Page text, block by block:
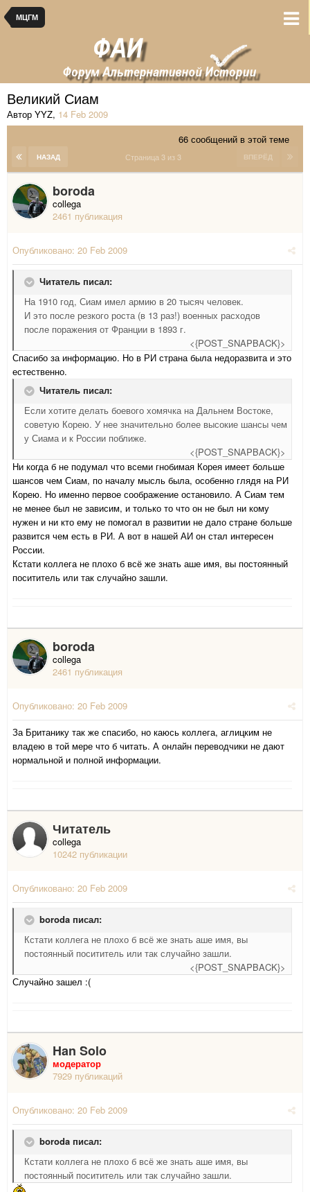
МЦГМ
Великий Сиам
Автор YYZ, 14 Feb 2009
66 сообщений в этой теме
НАЗАД ВПЕРЁД
Страница 3 из 3
boroda
collega
2461 публикация
Опубликовано: 20 Feb 2009
Читатель писал:
На 1910 год, Сиам имел армию в 20 тысяч человек.
И это после резкого роста (в 13 раз!) военных расходов
после поражения от Франции в 1893 г.
<{POST_SNAPBACK}>
Спасибо за информацию. Но в РИ страна была недоразвита и это
естественно.
Читатель писал:
Если хотите делать боевого хомячка на Дальнем Востоке,
советую Корею. У нее значительно более высокие шансы чем
у Сиама и к России поближе.
<{POST_SNAPBACK}>
Ни когда б не подумал что всеми гнобимая Корея имеет больше
шансов чем Сиам, по началу мысль была, особенно глядя на РИ
Корею. Но именно первое соображение остановило. А Сиам тем
не менее был не зависим, и только то что он не был ни кому
нужен и ни кто ему не помогал в развитии не дало стране больше
развится чем есть в РИ. А вот в нашей АИ он стал интересен
России.
Кстати коллега не плохо б всё же знать аше имя, вы постоянный
посититель или так случайно зашли.
boroda
collega
2461 публикация
Опубликовано: 20 Feb 2009
За Британику так же спасибо, но каюсь коллега, аглицким не
владею в той мере что б читать. А онлайн переводчики не дают
нормальной и полной информации.
Читатель
collega
10242 публикации
Опубликовано: 20 Feb 2009
boroda писал:
Кстати коллега не плохо б всё же знать аше имя, вы
постоянный посититель или так случайно зашли.
<{POST_SNAPBACK}>
Случайно зашел :(
Han Solo
модератор
7929 публикаций
Опубликовано: 20 Feb 2009
boroda писал:
Кстати коллега не плохо б всё же знать аше имя, вы
постоянный посититель или так случайно зашли.